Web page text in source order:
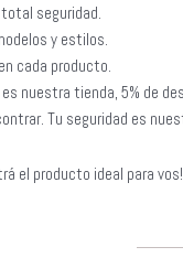
seguridad.
y estilos.
cada producto.
nuestra tienda, 5% de
Tu seguridad es
el producto ideal para vos!